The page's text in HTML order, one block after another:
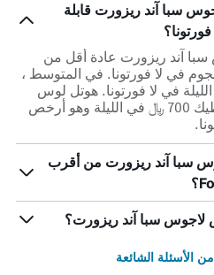
سبا آند ريزورت قابلة
آند ريزورت عادة أقل من
​​سعر فندق مصنف 3 نجوم في لا فورتونا. في المتوسط ،
هو 497 ﷼ في الليلة في لا فورتونا. هوتل لوس
لاجوس سبا آند ريزورت سيعطيك 700 ﷼ في الليلة وهو أرخص
سبا آند ريزورت من أقرب
سبا آند ريزورت؟
الأسئلة الشائعة